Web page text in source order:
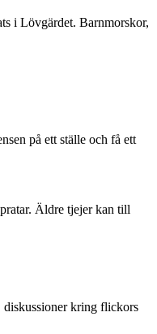
i Lövgärdet. Barnmorskor,
på ett ställe och få ett
Äldre tjejer kan till
diskussioner kring flickors